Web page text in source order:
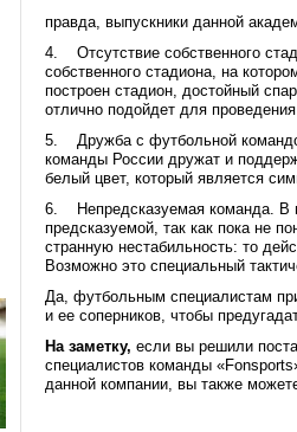
правда, выпускники данной
4. Отсутствие собственного
собственного стадиона, на
построен стадион, достойный
отлично подойдет для
5. Дружба с футбольной
команды России дружат и
белый цвет, который является
6. Непредсказуемая команда. В
предсказуемой, так как пока не
странную нестабильность: то
Возможно это специальный
Да, футбольным специалистам
и ее соперников, чтобы
На заметку, если вы решили
специалистов команды
данной компании, вы также